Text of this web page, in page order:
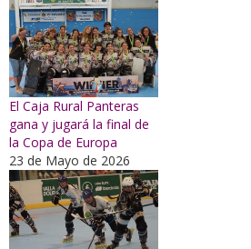
El Caja Rural Panteras
gana y jugará la final de
la Copa de Europa
23 de Mayo de 2026